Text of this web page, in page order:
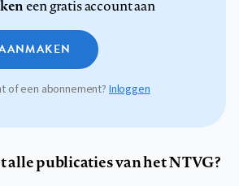
een gratis account aan
of een abonnement?Inloggen
alle publicaties van het NTVG?